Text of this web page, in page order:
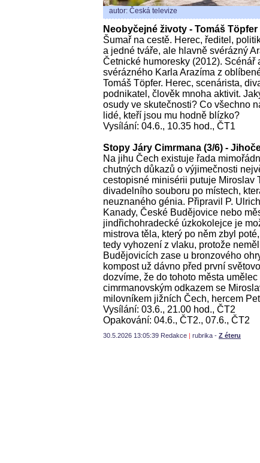
autor: Česká televize
Neobyčejné životy - Tomáš Töpfer
Šumař na cestě. Herec, ředitel,
a jedné tváře, ale hlavně svérázný
Četnické humoresky (2012). Scénář
svérázného Karla Arazíma z
Tomáš Töpfer. Herec, scenárista,
podnikatel, člověk mnoha aktivit.
osudy ve skutečnosti? Co všechno
lidé, kteří jsou mu hodně blízko?
Vysílání: 04.6., 10.35 hod., ČT1
Stopy Járy Cimrmana (3/6) -
Na jihu Čech existuje řada
chutných důkazů o výjimečnosti
cestopisné minisérii putuje Miroslav
divadelního souboru po místech,
neuznaného génia. Připravil P.
Kanady, České Budějovice nebo
jindřichohradecké úzkokolejce je
mistrova těla, který po něm zbyl
tedy vyhození z vlaku, protože
Budějovicích zase u bronzového
kompost už dávno před první
dozvíme, že do tohoto města
cimrmanovským odkazem se
milovníkem jižních Čech, hercem
Vysílání: 03.6., 21.00 hod., ČT2
Opakování: 04.6., ČT2., 07.6., ČT2
30.5.2026 13:05:39 Redakce | rubrika - Z éteru